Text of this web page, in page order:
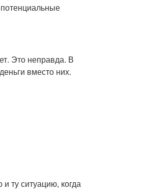
Это неправда. В
вместо них.
ту ситуацию, когда